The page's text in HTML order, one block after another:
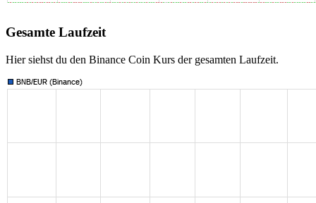
Gesamte Laufzeit
Hier siehst du den Binance Coin Kurs der gesamten Laufzeit.